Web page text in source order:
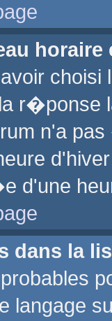
horaire
choisi
r�ponse
n'a
d'une
dans la
langage